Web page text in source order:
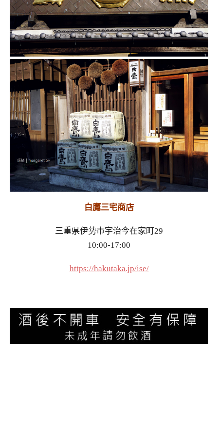
白鷹三宅商店
三重県伊勢市宇治今在家町29
10:00-17:00
https://hakutaka.jp/ise/